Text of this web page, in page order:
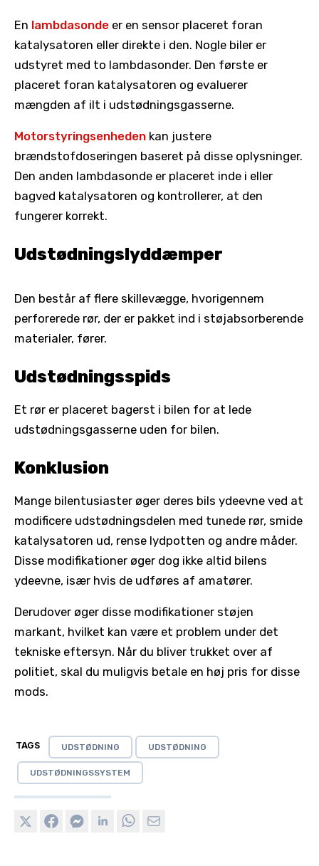
En lambdasonde er en sensor placeret foran
katalysatoren eller direkte i den. Nogle biler er
udstyret med to lambdasonder. Den første er
placeret foran katalysatoren og evaluerer
mængden af ilt i udstødningsgasserne.
Motorstyringsenheden kan justere
brændstofdoseringen baseret på disse oplysninger.
Den anden lambdasonde er placeret inde i eller
bagved katalysatoren og kontrollerer, at den
fungerer korrekt.
Udstødningslyddæmper
Den består af flere skillevægge, hvorigennem
perforerede rør, der er pakket ind i støjabsorberende
materialer, fører.
Udstødningsspids
Et rør er placeret bagerst i bilen for at lede
udstødningsgasserne uden for bilen.
Konklusion
Mange bilentusiaster øger deres bils ydeevne ved at
modificere udstødningsdelen med tunede rør, smide
katalysatoren ud, rense lydpotten og andre måder.
Disse modifikationer øger dog ikke altid bilens
ydeevne, især hvis de udføres af amatører.
Derudover øger disse modifikationer støjen
markant, hvilket kan være et problem under det
tekniske eftersyn. Når du bliver trukket over af
politiet, skal du muligvis betale en høj pris for disse
mods.
TAGS UDSTØDNING UDSTØDNING
UDSTØDNINGSSYSTEM